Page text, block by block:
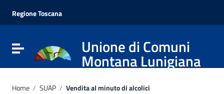
Vai al menu di navigazione
Vai al footer
Regione Toscana
Attiva / disattiva la navigazioneUnione di Comuni
Montana Lunigiana
Home / SUAP / Vendita al minuto di alcolici